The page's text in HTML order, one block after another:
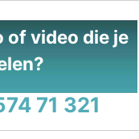
of video die je
71 321